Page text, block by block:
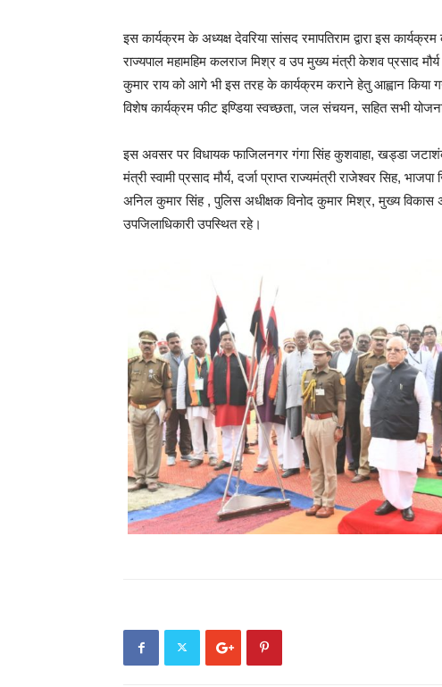
इस कार्यक्रम के अध्यक्ष देवरिया सांसद रमापतिराम द्वारा इस
राज्यपाल महामहिम कलराज मिश्र व उप मुख्य मंत्री केशव प्रसाद
कुमार राय को आगे भी इस तरह के कार्यक्रम कराने हेतु आह्वान किया
विशेष कार्यक्रम फीट इण्डिया स्वच्छता, जल संचयन, सहित सभी
इस अवसर पर विधायक फाजिलनगर गंगा सिंह कुशवाहा, खड्डा
मंत्री स्वामी प्रसाद मौर्य, दर्जा प्राप्त राज्यमंत्री राजेश्वर सिह,
अनिल कुमार सिंह , पुलिस अधीक्षक विनोद कुमार मिश्र, मुख्य विकास
उपजिलाधिकारी उपस्थित रहे।